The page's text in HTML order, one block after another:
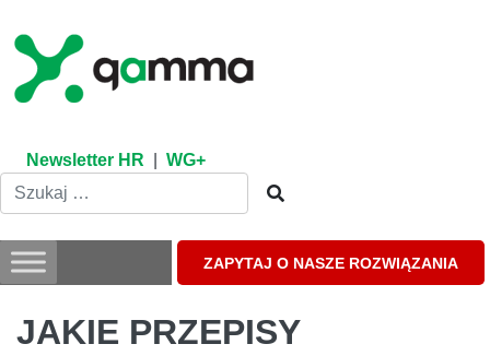
content
Newsletter HR WG+
ZAPYTAJ O NASZE ROZWIĄZANIA
JAKIE PRZEPISY